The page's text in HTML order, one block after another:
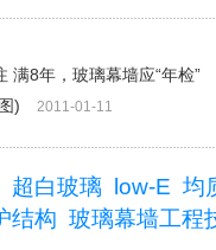
满8年，玻璃幕墙应“年检”
)
2011-01-11
超白玻璃 low-E 均
结构 玻璃幕墙工程